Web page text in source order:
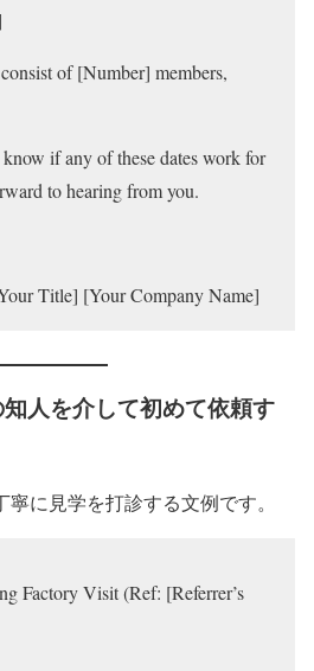
of [Number] members,
if any of these dates work for
to hearing from you.
Title] [Your Company Name]
知人を介して初めて依頼す
に見学を打診する文例です。
Factory Visit (Ref: [Referrer’s